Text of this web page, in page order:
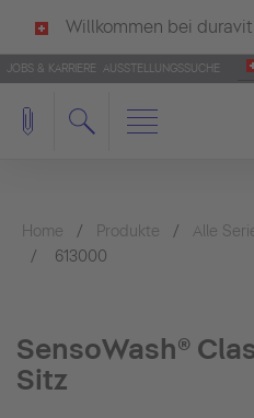
Willkommen bei
deutsch als Ihre Sprache erkannt.
Français Italiano
JOBS & KARRIERE AUSSTELLUNGSSUCHE
Home Produkte Alle
613000
SensoWash®
Sitz